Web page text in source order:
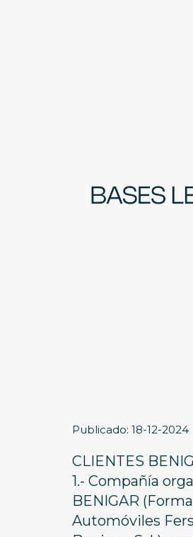
Publicado: 18-12-2024
CLIENTES
1.- Compañía
BENIGAR
Automóviles